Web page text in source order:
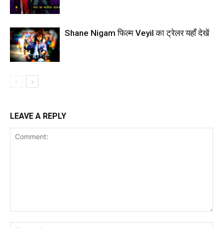
Shane Nigam फिल्म Veyil का ट्रेलर यहाँ देखें
LEAVE A REPLY